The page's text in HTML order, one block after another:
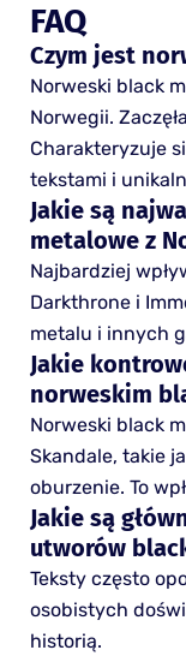
FAQ
Czym jest
Norweski black
Norwegii.
Charakteryzuje
tekstami i
Jakie są
metalowe z
Najbardziej
Darkthrone i
metalu i innych
Jakie
norweskim
Norweski black
Skandale, takie
oburzenie. To
Jakie są
utworów
Teksty często
osobistych
historią.